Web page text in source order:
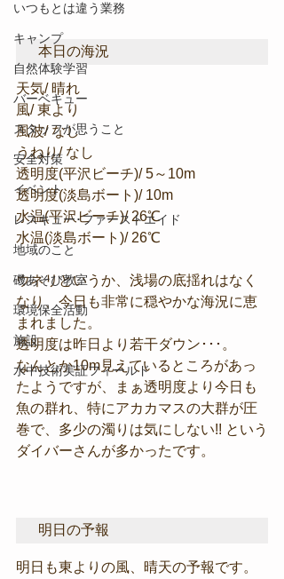
いつもとは違う業務
キャンプ
自然体験学習
バーベキュー
スタッフが思うこと
安全対策
イベント
レスキュー･ファーストエイド
地域のこと
磯あそび教室
環境保全活動
施設
水中技術実証フィールド
本日の海況
天気/ 晴れ
風/ 東より
風波/ なし
うねり/ なし
透明度(平沢ビーチ)/ 5～10m
透明度(淡島ボート)/ 10m
水温(平沢ビーチ)/ 26℃
水温(淡島ボート)/ 26℃
ウネリというか、浅場の底揺れはなく
なり、今日も非常に穏やかな海況に恵
まれました。
透明度は昨日より若干ダウン･･･。
なんとか10m見えているところがあっ
たようですが、まぁ透明度より今日も
魚の群れ、特にアカカマスの大群が圧
巻で、多少の濁りは気にしない!! という
ダイバーさんが多かったです。
明日の予報
明日も東よりの風、晴天の予報です。